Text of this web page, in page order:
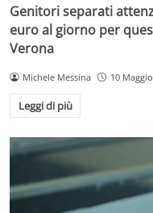
Genitori separati
euro al giorno per
Verona
Michele Messina 10
Leggi di più